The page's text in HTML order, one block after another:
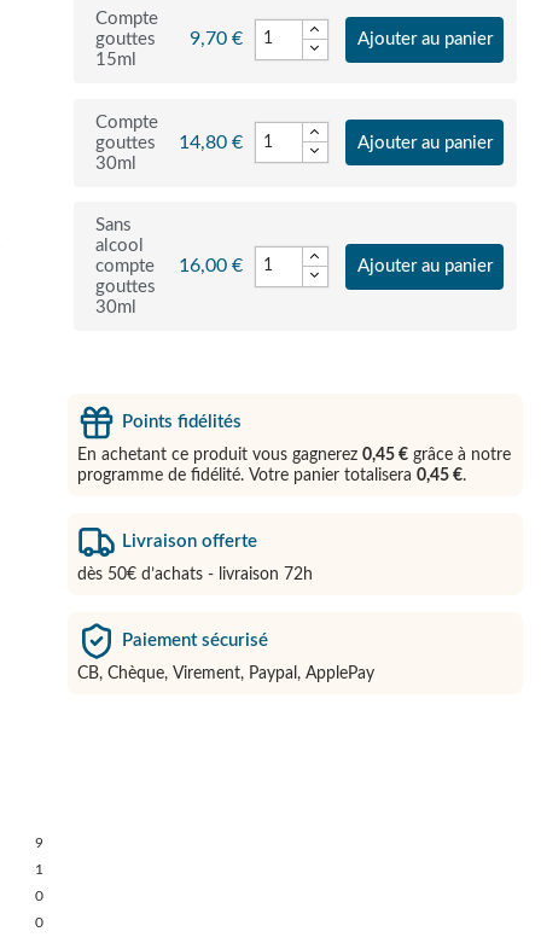
Compte
gouttes
15ml
9,70 € Ajouter au panier
Compte
gouttes
30ml
14,80 € Ajouter au panier
Sans
alcool
compte
gouttes
30ml
16,00 € Ajouter au panier
Points fidélités
En achetant ce produit vous gagnerez0,45 € grâce à notre
programme de fidélité. Votre panier totalisera0,45 €.
Livraison offerte
dès 50€ d’achats - livraison 72h
Paiement sécurisé
CB, Chèque, Virement, Paypal, ApplePay
9
1
0
0